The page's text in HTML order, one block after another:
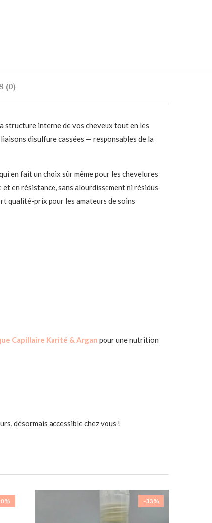
(0)
structure interne de vos cheveux tout en les
disulfure cassées — responsables de la
en fait un choix sûr même pour les chevelures
en résistance, sans alourdissement ni résidus
qualité-prix pour les amateurs de soins
Capillaire Karité & Argan pour une nutrition
désormais accessible chez vous !
-33%